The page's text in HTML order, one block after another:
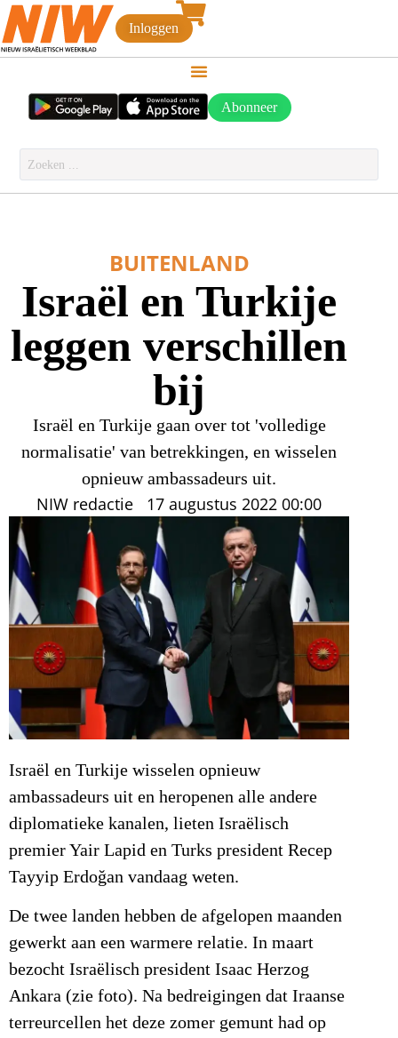
Inloggen
Abonneer
BUITENLAND
Israël en Turkije
leggen verschillen
bij
Israël en Turkije gaan over tot 'volledige
normalisatie' van betrekkingen, en wisselen
opnieuw ambassadeurs uit.
NIW redactie 17 augustus 2022 00:00
Israël en Turkije wisselen opnieuw
ambassadeurs uit en heropenen alle andere
diplomatieke kanalen, lieten Israëlisch
premier Yair Lapid en Turks president Recep
Tayyip Erdoğan vandaag weten.
De twee landen hebben de afgelopen maanden
gewerkt aan een warmere relatie. In maart
bezocht Israëlisch president Isaac Herzog
Ankara (zie foto). Na bedreigingen dat Iraanse
terreurcellen het deze zomer gemunt had op